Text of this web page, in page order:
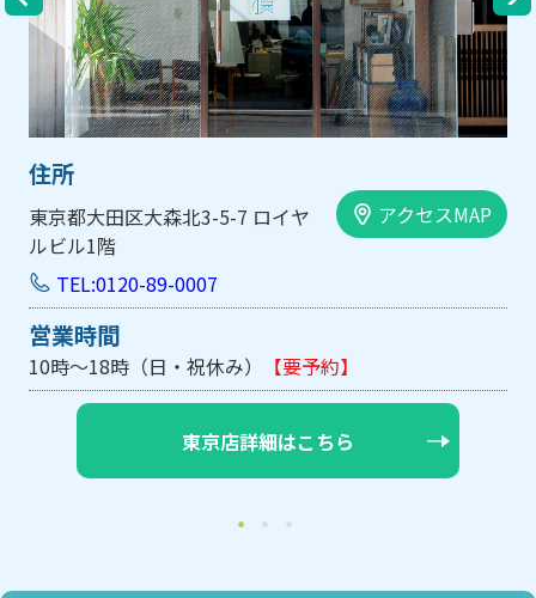
住所
大阪市中央区内平野町1-1-5 西大
手前ビル103号
アクセスMAP
TEL:0120-89-0007
営業時間
10時～18時（日・祝休み/土曜は不定休）
大阪店詳細はこちら